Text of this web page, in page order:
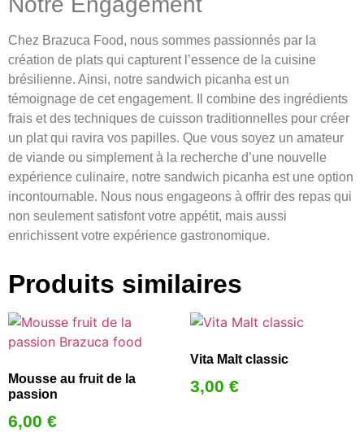
Chez Brazuca Food, nous sommes passionnés par la
création de plats qui capturent l’essence de la cuisine
brésilienne. Ainsi, notre sandwich picanha est un
témoignage de cet engagement. Il combine des ingrédients
frais et des techniques de cuisson traditionnelles pour créer
un plat qui ravira vos papilles. Que vous soyez un amateur
de viande ou simplement à la recherche d’une nouvelle
expérience culinaire, notre sandwich picanha est une option
incontournable. Nous nous engageons à offrir des repas qui
non seulement satisfont votre appétit, mais aussi
enrichissent votre expérience gastronomique.
Produits similaires
Mousse au fruit de la
passion
6,00 €
Vita Malt classic
3,00 €